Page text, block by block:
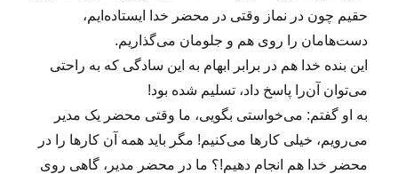
حقیم چون در نماز وقتی در محضر خدا ایستاده‌ایم،
دست‌هامان را روی هم و جلومان می‌گذاریم.
این بنده خدا هم در برابر ابهام به این سادگی که به راحتی
می‌توان آن‌را پاسخ داد، تسلیم شده بود!
به او گفتم: می‌خواستی بگویی، ما وقتی محضر یک مدیر
می‌رویم، خیلی کارها می‌کنیم! مگر باید همه آن کارها را در
محضر خدا هم انجام دهیم!؟ ما در محضر مدیر، گاهی روی